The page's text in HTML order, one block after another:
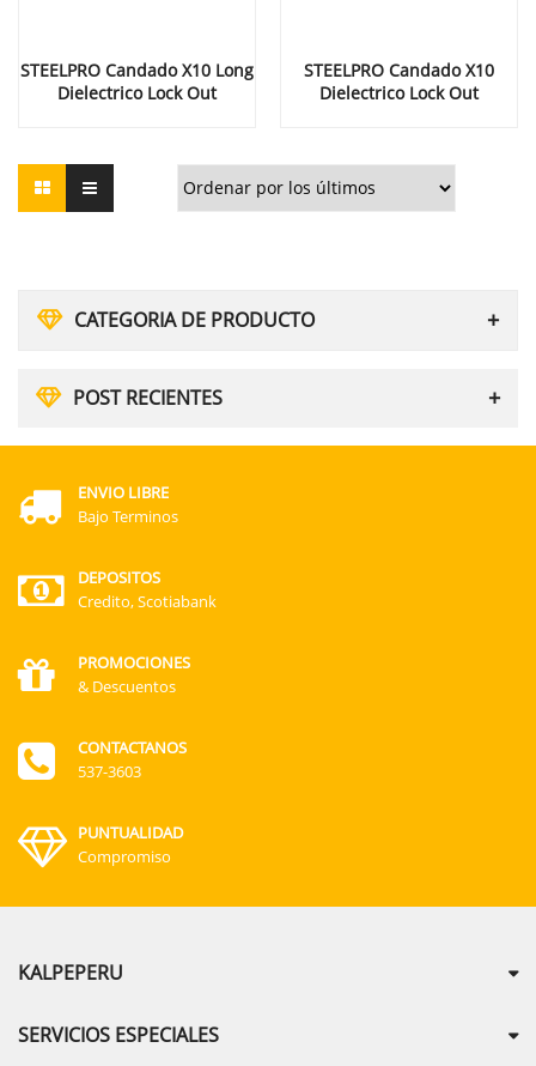
CATEGORIA DE PRODUCTO
POST RECIENTES
STEELPRO Candado X10 Long
Dielectrico Lock Out
STEELPRO Candado X10
Dielectrico Lock Out
ENVIO LIBRE
Bajo Terminos
DEPOSITOS
Credito, Scotiabank
PROMOCIONES
& Descuentos
CONTACTANOS
537-3603
PUNTUALIDAD
Compromiso
KALPEPERU
SERVICIOS ESPECIALES